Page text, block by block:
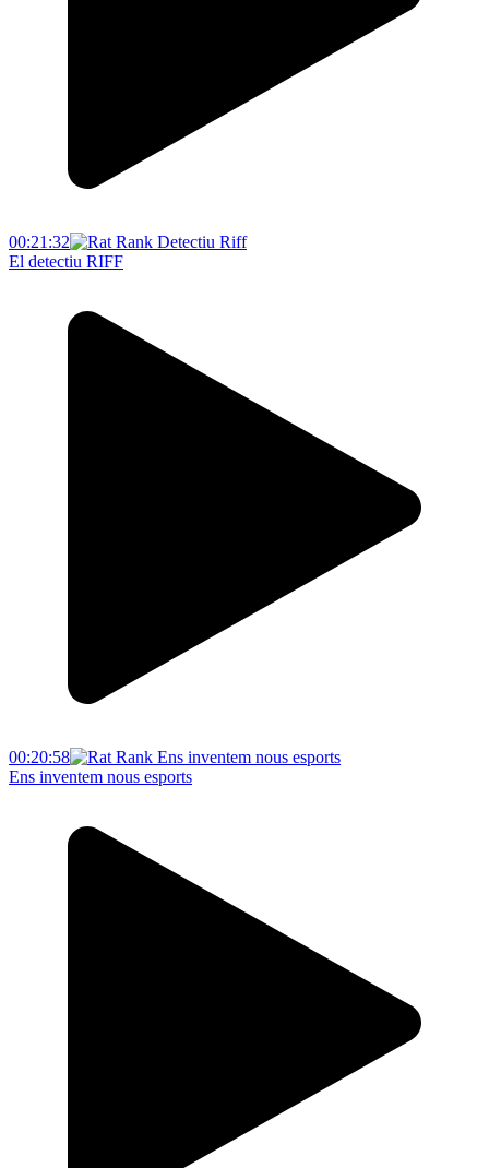
00:21:32
El detectiu RIFF
00:20:58
Ens inventem nous esports